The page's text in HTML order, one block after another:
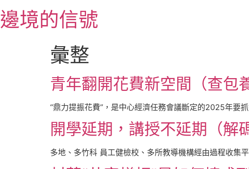
至
主
邊境的信號
彙整
青年翻開花費新空間（查包
“鼎力提振花費”，是中心經濟任務會議斷定的2025年要
開學延期，講授不延期（解
多地、多竹科 員工健檢校、多所教導機構經由過程收